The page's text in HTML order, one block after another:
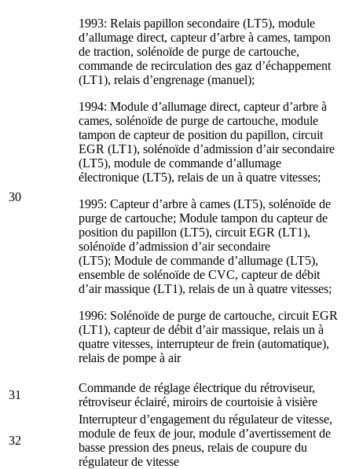
30
1993: Relais papillon secondaire (LT5), module
d’allumage direct, capteur d’arbre à cames, tampon
de traction, solénoïde de purge de cartouche,
commande de recirculation des gaz d’échappement
(LT1), relais d’engrenage (manuel);
1994: Module d’allumage direct, capteur d’arbre à
cames, solénoïde de purge de cartouche, module
tampon de capteur de position du papillon, circuit
EGR (LT1), solénoïde d’admission d’air secondaire
(LT5), module de commande d’allumage
électronique (LT5), relais de un à quatre vitesses;
1995: Capteur d’arbre à cames (LT5), solénoïde de
purge de cartouche; Module tampon du capteur de
position du papillon (LT5), circuit EGR (LT1),
solénoïde d’admission d’air secondaire
(LT5); Module de commande d’allumage (LT5),
ensemble de solénoïde de CVC, capteur de débit
d’air massique (LT1), relais de un à quatre vitesses;
1996: Solénoïde de purge de cartouche, circuit EGR
(LT1), capteur de débit d’air massique, relais un à
quatre vitesses, interrupteur de frein (automatique),
relais de pompe à air
31
Commande de réglage électrique du rétroviseur,
rétroviseur éclairé, miroirs de courtoisie à visière
32
Interrupteur d’engagement du régulateur de vitesse,
module de feux de jour, module d’avertissement de
basse pression des pneus, relais de coupure du
régulateur de vitesse